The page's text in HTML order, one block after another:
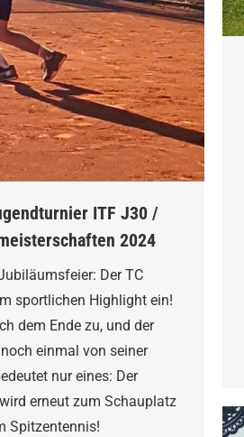
ITF J30 /
2024
Der TC
sportlichen Highlight ein!
dem Ende zu, und der
einmal von seiner
nur eines: Der
erneut zum Schauplatz
Spitzentennis!